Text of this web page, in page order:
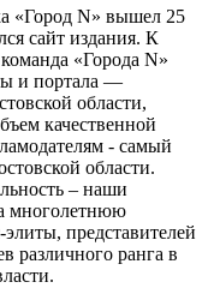
«Город N» вышел 25
сайт издания. К
«Города N»
и портала —
области,
качественной
- самый
области.
– наши
многолетнюю
представителей
различного ранга в